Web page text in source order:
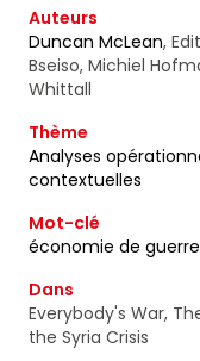
Auteurs
Duncan McLean,
Bseiso, Michiel
Whittall
Thème
Analyses
contextuelles
Mot-clé
économie de guerre
Dans
Everybody's War,
the Syria Crisis
Ne manquez pas
réservons à nos
Votre adresse de
utilisée pour
ainsi que des
activités. Vous
de
mails.